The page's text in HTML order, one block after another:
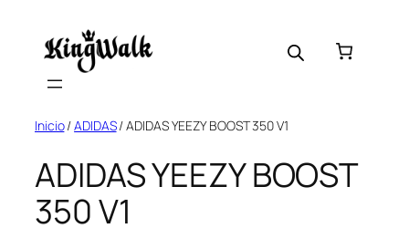
content
Inicio/ADIDAS/ ADIDAS YEEZY BOOST 350 V1
ADIDAS YEEZY BOOST
350 V1